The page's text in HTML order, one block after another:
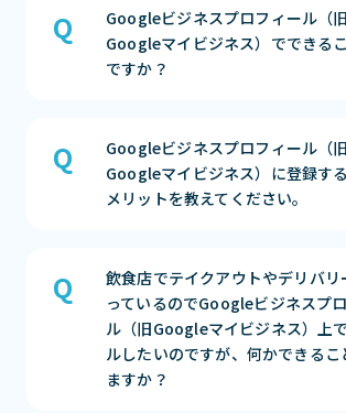
やGoogleマップなど)で、自店舗
所、営業時間、電話番号）を表示
を管理したりすることができる無
まずは相談する（無料）
Googleビジネスプロフィール（旧
Googleマイビジネス）でできる
ですか？
イビジネス）では、以下のことが
・店舗の基本情報（住所、電話番
できる
・クチコミの管理およびクチコミ
る
・リアルタイムの情報発信ができ
ト・最新情報・特典）
Googleビジネスプロフィール（旧
Googleマイビジネス）に登録す
メリットを教えてください。
イビジネス）に登録することの
あります。
・自分の店舗の「正しい情報」を
る
飲食店でテイクアウトやデリバリ
っているのでGoogleビジネスプ
ル（旧Googleマイビジネス）上
ルしたいのですが、何かできるこ
ますか？